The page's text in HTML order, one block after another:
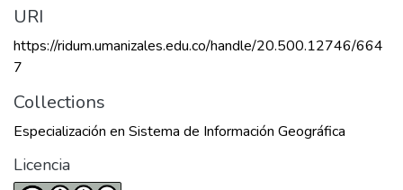
URI
https://ridum.umanizales.edu.co/handle/20.500.12746/664
7
Collections
Especialización en Sistema de Información Geográfica
Licencia